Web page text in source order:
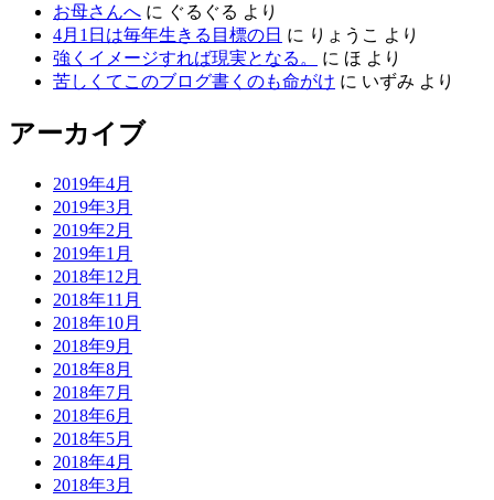
お母さんへ に ぐるぐる より
4月1日は毎年生きる目標の日 に りょうこ より
強くイメージすれば現実となる。
に ほ より
苦しくてこのブログ書くのも命がけ に いずみ より
アーカイブ
2019年4月
2019年3月
2019年2月
2019年1月
2018年12月
2018年11月
2018年10月
2018年9月
2018年8月
2018年7月
2018年6月
2018年5月
2018年4月
2018年3月